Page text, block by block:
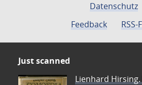
Datenschutz
Feedback
RSS-
Just scanned
Lienhard